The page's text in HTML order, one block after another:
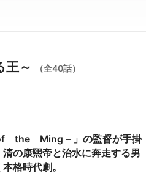
王～
（全40話）
the Ming－」の監督が手掛
の康煕帝と治水に奔走する男
格時代劇。